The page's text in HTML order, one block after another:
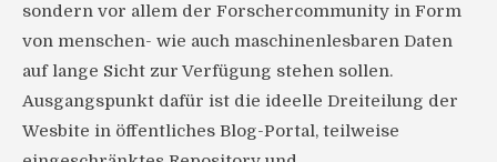
sondern vor allem der Forschercommunity in Form
von menschen- wie auch maschinenlesbaren Daten
auf lange Sicht zur Verfügung stehen sollen.
Ausgangspunkt dafür ist die ideelle Dreiteilung der
Wesbite in öffentliches Blog-Portal, teilweise